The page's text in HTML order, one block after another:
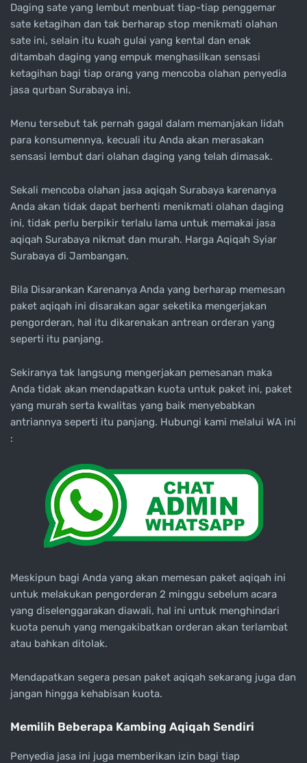
Daging sate yang lembut menbuat tiap-tiap penggemar
sate ketagihan dan tak berharap stop menikmati olahan
sate ini, selain itu kuah gulai yang kental dan enak
ditambah daging yang empuk menghasilkan sensasi
ketagihan bagi tiap orang yang mencoba olahan penyedia
jasa qurban Surabaya ini.
Menu tersebut tak pernah gagal dalam memanjakan lidah
para konsumennya, kecuali itu Anda akan merasakan
sensasi lembut dari olahan daging yang telah dimasak.
Sekali mencoba olahan jasa aqiqah Surabaya karenanya
Anda akan tidak dapat berhenti menikmati olahan daging
ini, tidak perlu berpikir terlalu lama untuk memakai jasa
aqiqah Surabaya nikmat dan murah. Harga Aqiqah Syiar
Surabaya di Jambangan.
Bila Disarankan Karenanya Anda yang berharap memesan
paket aqiqah ini disarakan agar seketika mengerjakan
pengorderan, hal itu dikarenakan antrean orderan yang
seperti itu panjang.
Sekiranya tak langsung mengerjakan pemesanan maka
Anda tidak akan mendapatkan kuota untuk paket ini, paket
yang murah serta kwalitas yang baik menyebabkan
antriannya seperti itu panjang. Hubungi kami melalui WA ini
:
Meskipun bagi Anda yang akan memesan paket aqiqah ini
untuk melakukan pengorderan 2 minggu sebelum acara
yang diselenggarakan diawali, hal ini untuk menghindari
kuota penuh yang mengakibatkan orderan akan terlambat
atau bahkan ditolak.
Mendapatkan segera pesan paket aqiqah sekarang juga dan
jangan hingga kehabisan kuota.
Memilih Beberapa Kambing Aqiqah Sendiri
Penyedia jasa ini juga memberikan izin bagi tiap